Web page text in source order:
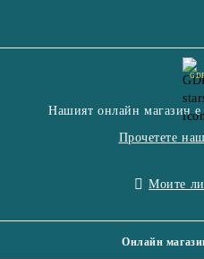
Нашият онлайн магазин е
Прочетете
Моите
Онлайн